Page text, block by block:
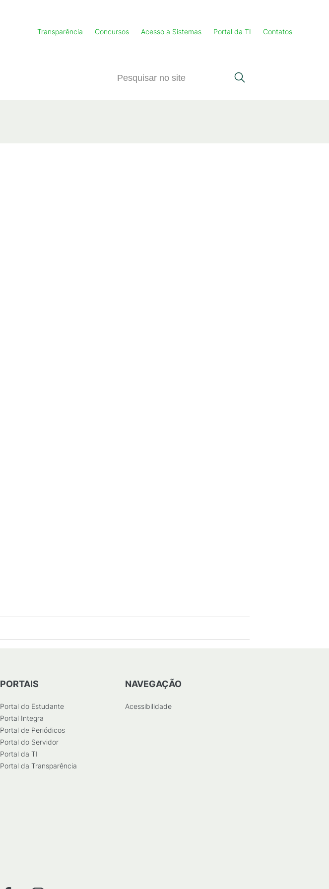
Transparência Concursos Acesso a Sistemas Portal da TI Contatos
PORTAIS
Portal do Estudante
Portal Integra
Portal de Periódicos
Portal do Servidor
Portal da TI
Portal da Transparência
NAVEGAÇÃO
Acessibilidade